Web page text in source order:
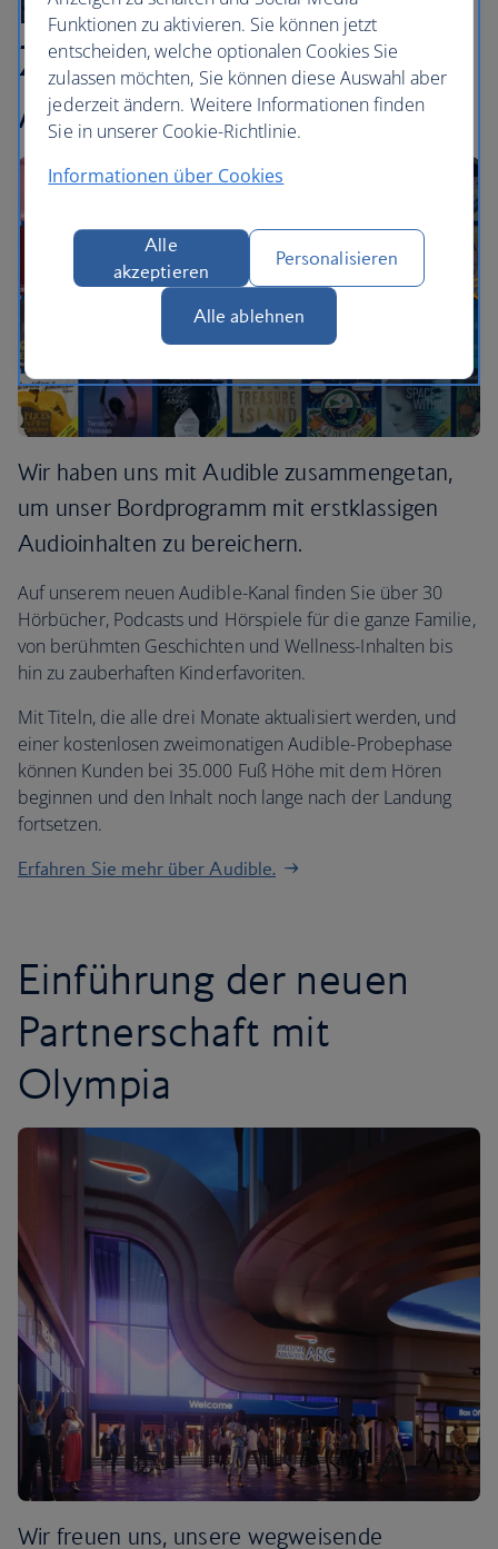
Zusammenarbeit mit
Audible
Wir haben uns mit Audible zusammengetan,
um unser Bordprogramm mit erstklassigen
Audioinhalten zu bereichern.
Auf unserem neuen Audible-Kanal finden Sie über 30
Hörbücher, Podcasts und Hörspiele für die ganze Familie,
von berühmten Geschichten und Wellness-Inhalten bis
hin zu zauberhaften Kinderfavoriten.
Mit Titeln, die alle drei Monate aktualisiert werden, und
einer kostenlosen zweimonatigen Audible-Probephase
können Kunden bei 35.000 Fuß Höhe mit dem Hören
beginnen und den Inhalt noch lange nach der Landung
fortsetzen.
Erfahren Sie mehr über Audible.
Einführung der neuen
Partnerschaft mit
Olympia
Wir freuen uns, unsere wegweisende
Funktionen zu aktivieren. Sie können jetzt
entscheiden, welche optionalen Cookies Sie
zulassen möchten, Sie können diese Auswahl aber
jederzeit ändern. Weitere Informationen finden
Sie in unserer Cookie-Richtlinie.
Informationen über Cookies
Alle
akzeptieren
Personalisieren
Alle ablehnen